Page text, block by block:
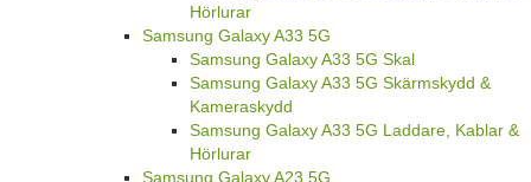
Hörlurar
Samsung Galaxy A33 5G
Samsung Galaxy A33 5G Skal
Samsung Galaxy A33 5G Skärmskydd &
Kameraskydd
Samsung Galaxy A33 5G Laddare, Kablar &
Hörlurar
Samsung Galaxy A23 5G